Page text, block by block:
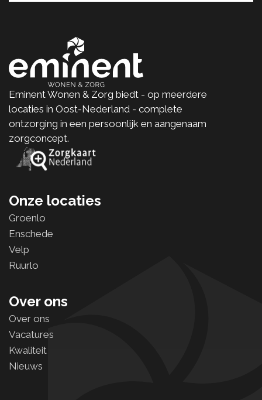
Eminent Wonen & Zorg biedt - op meerdere
locaties in Oost-Nederland - complete
ontzorging in een persoonlijk en aangenaam
zorgconcept.
Onze locaties
Groenlo
Enschede
Velp
Ruurlo
Over ons
Over ons
Vacatures
Kwaliteit
Nieuws